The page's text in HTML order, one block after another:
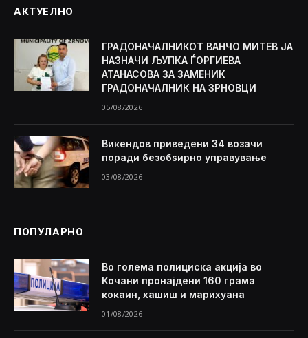
АКТУЕЛНО
ГРАДОНАЧАЛНИКОТ ВАНЧО МИТЕВ ЈА
НАЗНАЧИ ЉУПКА ЃОРГИЕВА
АТАНАСОВА ЗА ЗАМЕНИК
ГРАДОНАЧАЛНИК НА ЗРНОВЦИ
05/08/2026
Викендов приведени 34 возачи
поради безобѕирно управување
03/08/2026
ПОПУЛАРНО
Во голема полициска акција во
Кочани пронајдени 160 грама
кокаин, хашиш и марихуана
01/08/2026